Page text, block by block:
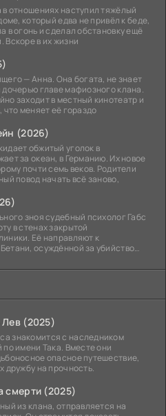
отношениях наступил тяжёлый
который едва не привёл к беде,
в огонь и сделал обстановку ещё
в их жизни
— Анна. Она богата, не знает
дочерью главе мафиозного клана.
заходит в местный кинотеатр и
что меняет её гораздо
(2026)
обжитый уголок в
за океан, в Германию. Их новое
почти семь веков. Родители
повод начать всё заново,
зноя судебный психолог Габс
в стенах закрытой
Её направляют к
осуждённой за убийство
(2025)
знакомится с наследником
по имени Така. Вместе они
опасное путешествие,
дружбу на прочность.
смерти (2025)
из клана, отправляется на